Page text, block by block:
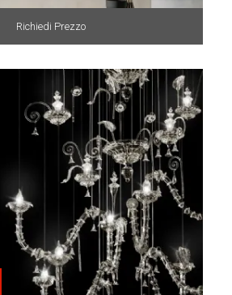
Richiedi Prezzo